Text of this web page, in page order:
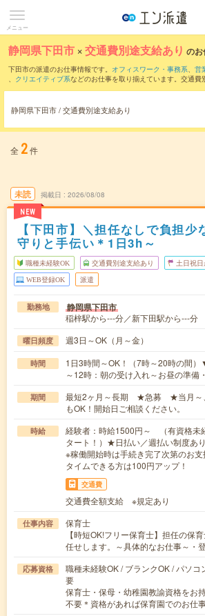
メニュー
静岡県下田市 ×交通費別途支給あり の
下田市の派遣のお仕事情報です。 オフィスワーク・事務系、 営
、 クリエイティブ系などのお仕事を取り揃えています。交通費
静岡県下田市 / 交通費別途支給あり
全 2件
未読
NEW
掲載日 2026/08/08
【下田市】＼担任なしで負担少
守りと手伝い＊1日3h～
職種未経験OK 交通費別途支給あり 土日祝
WEB登録OK 派遣
勤務地 静岡県下田市
稲梓駅から---分／新下田駅から---分
曜日頻度 週3日～OK（月～金）
時間
1日3時間～OK！（7時～20時の間
～12時：朝の受け入れ～お昼の準備
期間
最短2ヶ月～長期 ★急募 ★当月～
もOK！開始日ご相談ください。
時給
経験者：時給1500円～ （有資格未
タート！）★日払い／週払い制度あ
※稼働開始時は手続き完了次第のお
タイムできる方は100円アップ！
交通費
交通費全額支給 ※規定あり
仕事内容
保育士
【時短OK!フリー保育士】担任の保
任せします。～具体的なお仕事～・
応募資格
職種未経験OK / ブランクOK / パソコ
要
保育士・保母・幼稚園教諭資格をお
不要＊資格があれば保育園でのお仕